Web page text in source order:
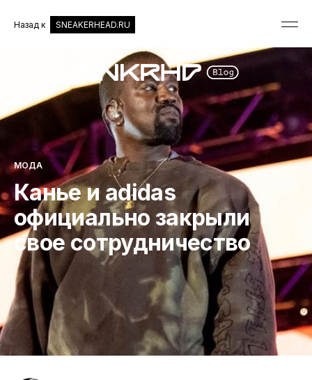
Назад к SNEAKERHEAD.RU
МОДА
Канье и adidas
официально закрыли
свое сотрудничество